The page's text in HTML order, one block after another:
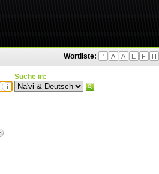
Wortliste: ' A Ä E F H
ì
Suche in: